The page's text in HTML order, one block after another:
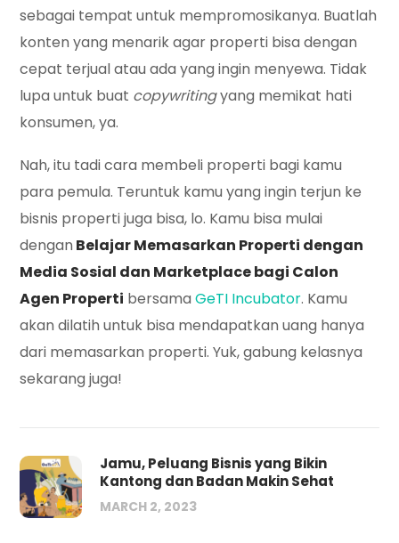
sebagai tempat untuk mempromosikanya. Buatlah
konten yang menarik agar properti bisa dengan
cepat terjual atau ada yang ingin menyewa. Tidak
lupa untuk buat copywritingyang memikat hati
konsumen, ya.
Nah, itu tadi cara membeli properti bagi kamu
para pemula. Teruntuk kamu yang ingin terjun ke
bisnis properti juga bisa, lo. Kamu bisa mulai
dengan Belajar Memasarkan Properti dengan
Media Sosial dan Marketplace bagi Calon
Agen Properti bersamaGeTI Incubator. Kamu
akan dilatih untuk bisa mendapatkan uang hanya
dari memasarkan properti. Yuk, gabung kelasnya
sekarang juga!
Jamu, Peluang Bisnis yang Bikin
Kantong dan Badan Makin Sehat
MARCH 2, 2023